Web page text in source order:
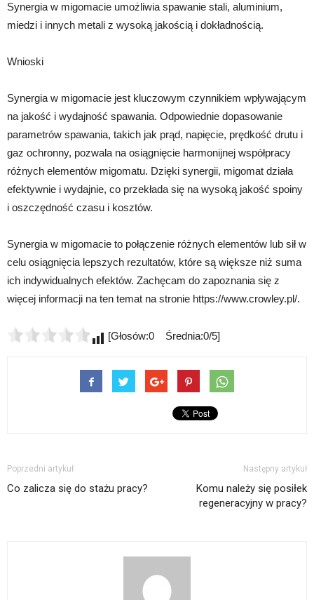
Synergia w migomacie umożliwia spawanie stali, aluminium,
miedzi i innych metali z wysoką jakością i dokładnością.
Wnioski
Synergia w migomacie jest kluczowym czynnikiem wpływającym
na jakość i wydajność spawania. Odpowiednie dopasowanie
parametrów spawania, takich jak prąd, napięcie, prędkość drutu i
gaz ochronny, pozwala na osiągnięcie harmonijnej współpracy
różnych elementów migomatu. Dzięki synergii, migomat działa
efektywnie i wydajnie, co przekłada się na wysoką jakość spoiny
i oszczędność czasu i kosztów.
Synergia w migomacie to połączenie różnych elementów lub sił w
celu osiągnięcia lepszych rezultatów, które są większe niż suma
ich indywidualnych efektów. Zachęcam do zapoznania się z
więcej informacji na ten temat na stronie https://www.crowley.pl/.
[Głosów:0 Średnia:0/5]
Poprzedni artykuł
Co zalicza się do stażu pracy?
Następny artykuł
Komu należy się posiłek
regeneracyjny w pracy?